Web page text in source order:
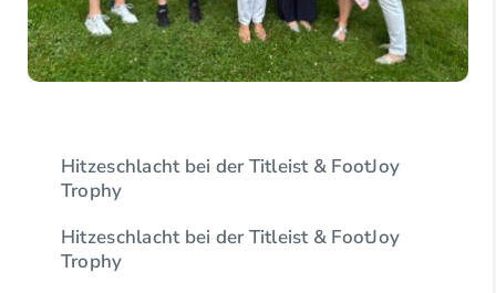
Hitzeschlacht bei der Titleist & FootJoy
Trophy
Hitzeschlacht bei der Titleist & FootJoy
Trophy